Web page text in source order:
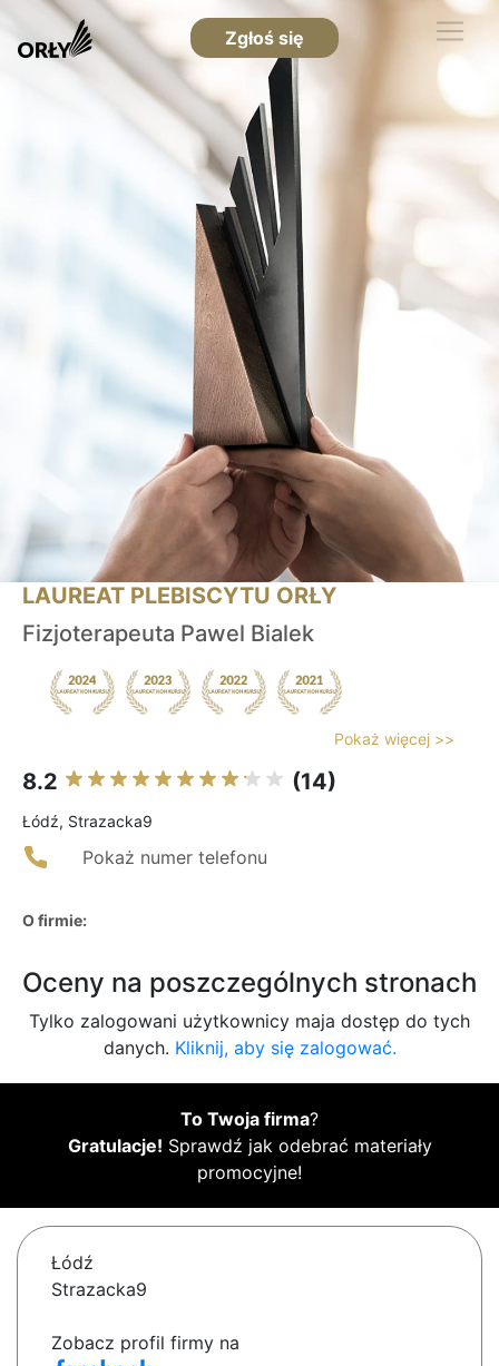
Zgłoś się
LAUREAT PLEBISCYTU ORŁY
Fizjoterapeuta Pawel Bialek
Pokaż więcej >>
8.2 (14)
Łódź, Strazacka9
Pokaż numer telefonu
O firmie:
Oceny na poszczególnych stronach
Tylko zalogowani użytkownicy maja dostęp do tych
danych. Kliknij, aby się zalogować.
To Twoja firma?
Gratulacje! Sprawdź jak odebrać materiały
promocyjne!
Łódź
Strazacka9
Zobacz profil firmy na